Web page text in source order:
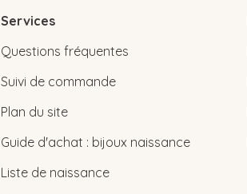
Services
Questions fréquentes
Suivi de commande
Plan du site
Guide d'achat : bijoux naissance
Liste de naissance